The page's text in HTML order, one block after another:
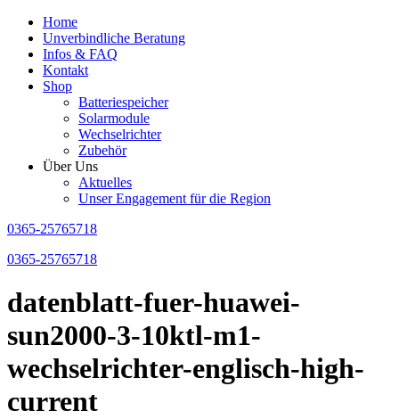
Home
Unverbindliche Beratung
Infos & FAQ
Kontakt
Shop
Batteriespeicher
Solarmodule
Wechselrichter
Zubehör
Über Uns
Aktuelles
Unser Engagement für die Region
0365-25765718
0365-25765718
datenblatt-fuer-huawei-
sun2000-3-10ktl-m1-
wechselrichter-englisch-high-
current